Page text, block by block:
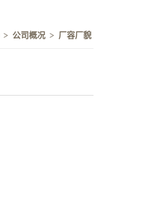
> 公司概况 > 厂容厂貌